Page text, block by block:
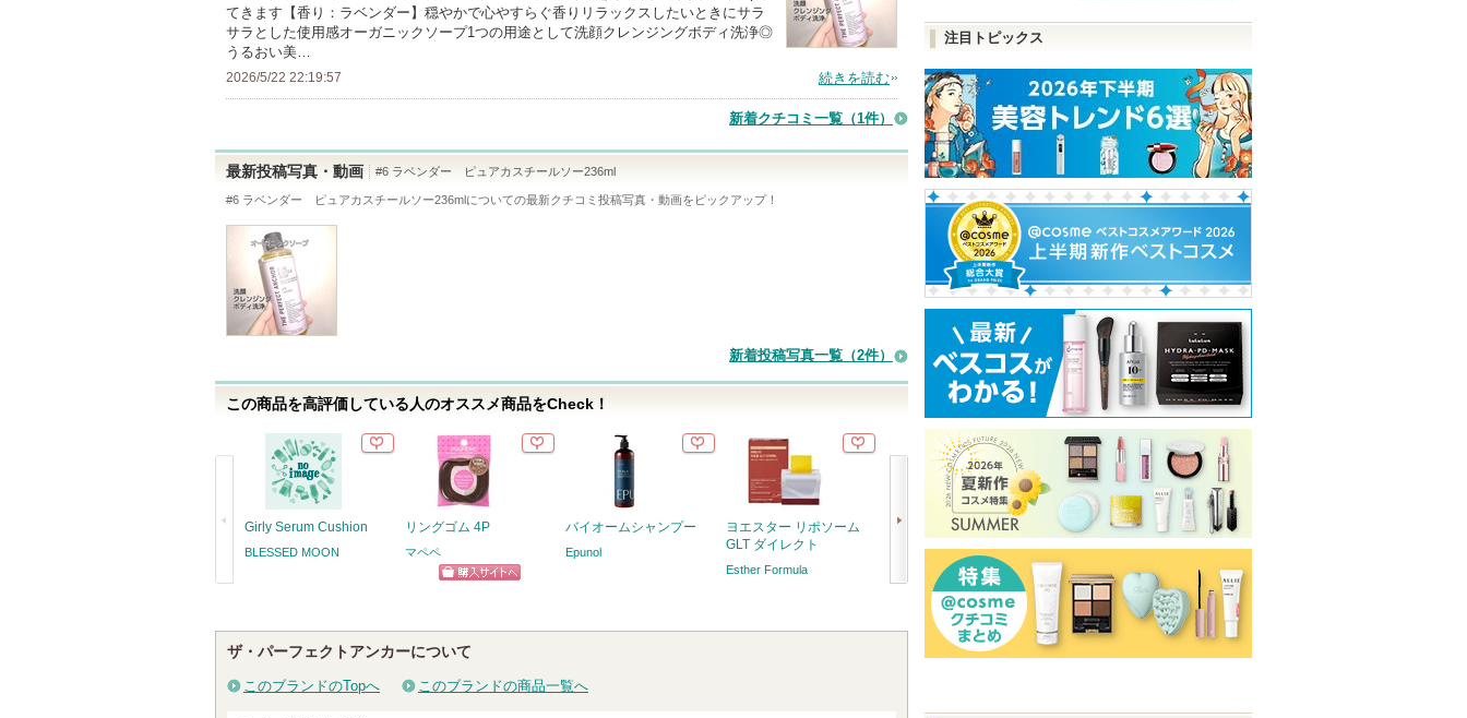
上
ン
ー
に
お
さ
れ
て
てきます【香り：ラベンダー】穏やかで心やすらぐ香りリラックスしたいときにサラ
サラとした使用感オーガニックソープ1つの用途として洗顔クレンジングボディ洗浄◎
うるおい美…
2026/5/22 22:19:57 続きを読む
新着クチコミ一覧 （1件）
最新投稿写真・動画 #6 ラベンダー ピュアカスチールソー236ml
#6 ラベンダー ピュアカスチールソー236mlについての最新クチコミ投稿写真・動画をピックアップ！
新着投稿写真一覧（2件）
この商品を高評価している人のオススメ商品をCheck！
Girly Serum Cushion
BLESSED MOON
リングゴム 4P
マペペ
バイオームシャンプー
Epunol
ヨエスター リポソーム
GLT ダイレクト
Esther Formula
アクネケア コンシーラ
プロアクティブ
プレミアムペプチドナイ
スティック
MEDIPEEL
ショッピン
グサイトへ
セルメイジング ビタC ブ
Torriden (トリデン)
ザ・パーフェクトアンカーについて
このブランドのTopへ このブランドの商品一覧へ
注目トピックス